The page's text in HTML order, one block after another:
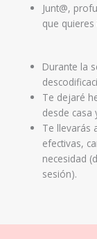
Junt@,
que
Durante la
Te dejaré
desde casa
Te llevarás
efectivas,
necesidad
sesión).